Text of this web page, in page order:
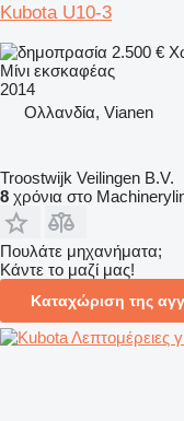
Kubota U10-3
2.500 €
Μίνι εκσκαφέας
2014
Ολλανδία, Vianen
Troostwijk Veilingen B.V.
8 χρόνια στο
Πουλάτε μηχανήματα;
Κάντε το μαζί μας!
Καταχώριση της
Λεπτομέρειες